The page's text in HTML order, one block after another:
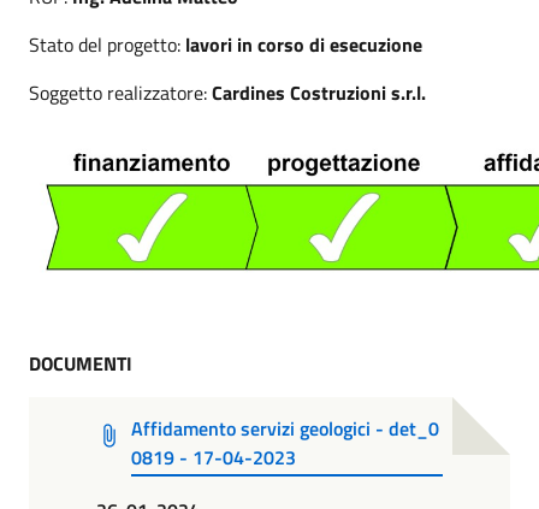
Stato del progetto: lavori in corso di esecuzione
Soggetto realizzatore:Cardines Costruzioni s.r.l.
DOCUMENTI
Affidamento servizi geologici - det_0
0819 - 17-04-2023